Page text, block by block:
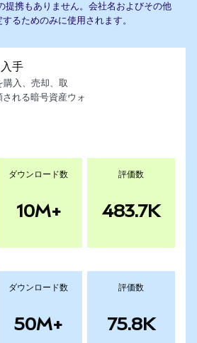
携もありません。会社名およびその他
るためのみに使用されます。
手
入、売却、取
れる暗号資産ウォ
ダウンロード数
10M+
評価数
483.7K
ダウンロード数
50M+
評価数
75.8K